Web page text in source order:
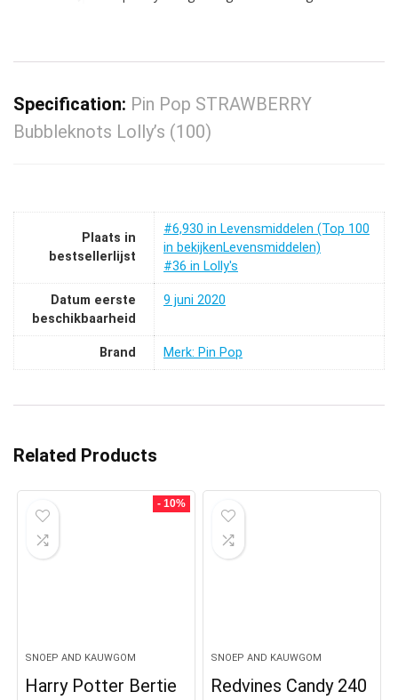
Specification: Pin Pop STRAWBERRY
Bubbleknots Lolly’s (100)
Plaats in
bestsellerlijst
#6,930 in Levensmiddelen (Top 100
in bekijkenLevensmiddelen)
#36 in Lolly's
Datum eerste
beschikbaarheid
9 juni 2020
Brand Merk: Pin Pop
Related Products
- 10%
SNOEP AND KAUWGOM
Harry Potter Bertie
SNOEP AND KAUWGOM
Redvines Candy 240